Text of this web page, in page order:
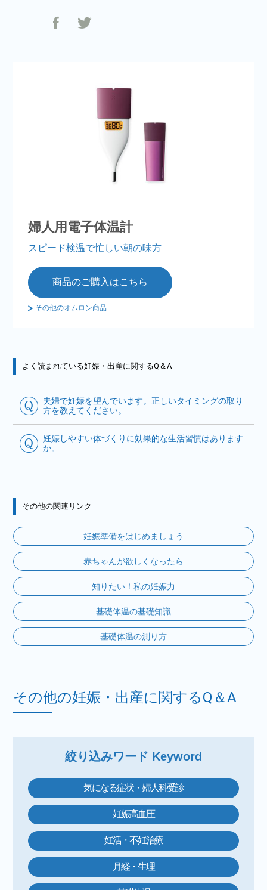
婦人用電子体温計
スピード検温で忙しい朝の味方
商品のご購入はこちら
その他のオムロン商品
よく読まれている妊娠・出産に関するQ＆A
夫婦で妊娠を望んでいます。正しいタイミングの取り
方を教えてください。
妊娠しやすい体づくりに効果的な生活習慣はあります
か。
その他の関連リンク
妊娠準備をはじめましょう
赤ちゃんが欲しくなったら
知りたい！私の妊娠力
基礎体温の基礎知識
基礎体温の測り方
その他の妊娠・出産に関するQ＆A
絞り込みワード Keyword
気になる症状・婦人科受診
妊娠高血圧
妊活・不妊治療
月経・生理